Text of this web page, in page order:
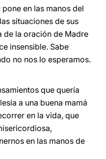
en las manos del
situaciones de sus
de la oración de Madre
insensible. Sabe
no nos lo esperamos.
que quería
a una buena mamá
en la vida, que
en las manos de